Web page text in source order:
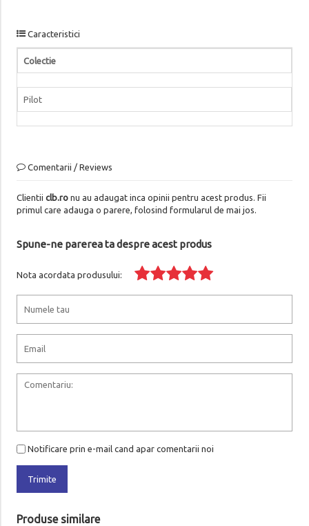
Caracteristici
Colectie
Pilot
Comentarii / Reviews
Clientii clb.ronu au adaugat inca opinii pentru acest produs. Fii
primul care adauga o parere, folosind formularul de mai jos.
Spune-ne parerea ta despre acest produs
Nota acordata produsului:
Notificare prin e-mail cand apar comentarii noi
Trimite
Produse similare